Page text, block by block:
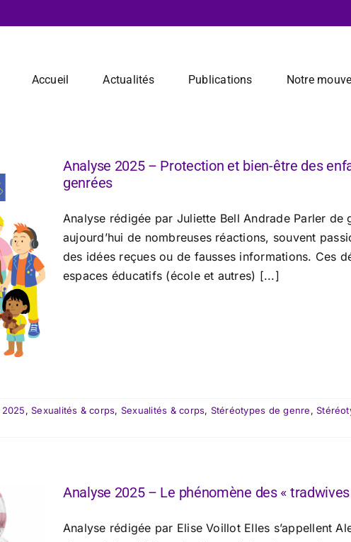
Accueil Actualités Publications Notre
Analyse 2025 – Protection et bien-être des
genrées
Analyse rédigée par Juliette Bell Andrade Parler
aujourd’hui de nombreuses réactions, souvent
des idées reçues ou de fausses informations. Ces
espaces éducatifs (école et autres) [...]
2025,Sexualités & corps, Sexualités & corps, Stéréotypes de genre,
Analyse 2025 – Le phénomène des «
Analyse rédigée par Elise Voillot Elles s’appellent